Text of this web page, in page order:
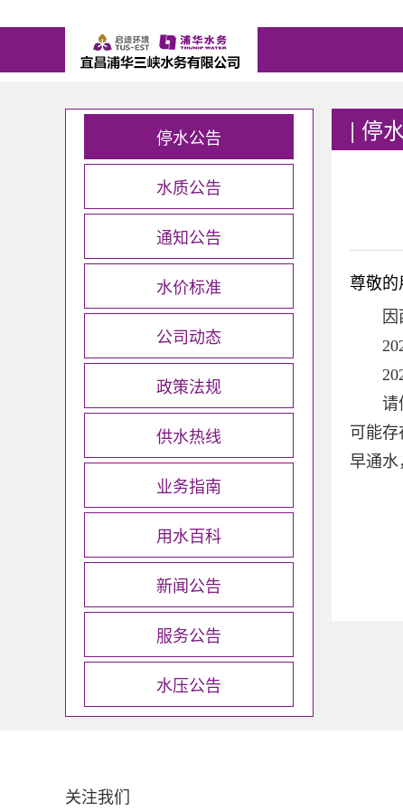
停水公告
水质公告
通知公告
水价标准
公司动态
政策法规
供水热线
业务指南
用水百科
新闻公告
服务公告
水压公告
| 停
尊敬的
请
可能
早通水
关注我们